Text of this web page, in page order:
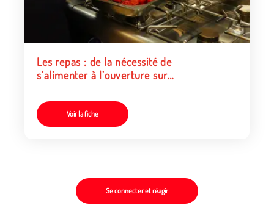
Les repas : de la nécessité de
s’alimenter à l’ouverture sur
Voir la fiche
Se connecter et réagir